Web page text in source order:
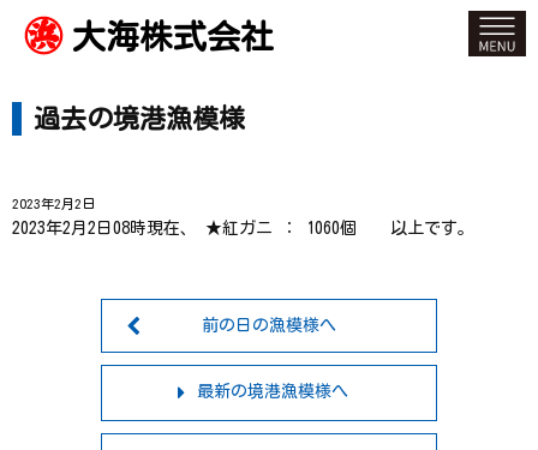
大海株式会社
過去の境港漁模様
2023年2月2日
2023年2月2日08時現在、 ★紅ガニ ： 1060個 以上です。
前の日の漁模様へ
最新の境港漁模様へ